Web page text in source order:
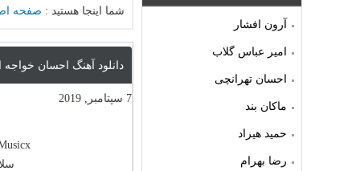
شما اینجا هستید : صفحه
دانلود آهنگ احسان خواجه
7 سپتامبر, 2019
آرون افشار
امیر عباس گلاب
احسان تهرانچی
ماکان بند
حمید هیراد
رضا بهرام